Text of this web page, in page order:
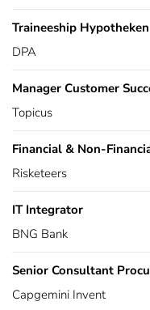
Traineeship Hypotheken
DPA
Manager Customer
Topicus
Financial & Non-
Risketeers
IT Integrator
BNG Bank
Senior Consultant
Capgemini Invent